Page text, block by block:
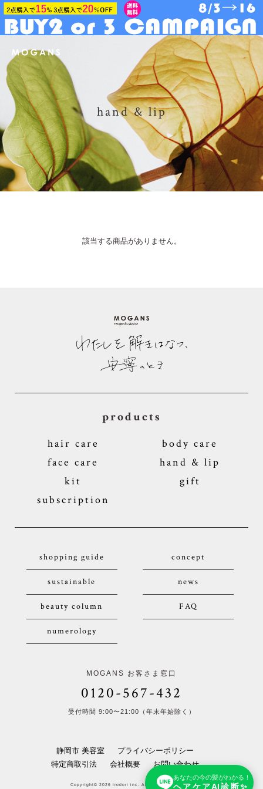
あなたの今の髪がわかる！
ヘアケアAI診断✨
hand & lip
該当する商品がありません。
products
hair care
body care
face care
hand & lip
kit
gift
subscription
shopping guide concept
sustainable news
beauty column FAQ
numerology
MOGANS お客さま窓口
0120-567-432
受付時間 9:00〜21:00（年末年始除く）
静岡市 美容室
プライバシーポリシー
特定商取引法
会社概要 お問い合わせ
Copyright© 2026 irodori inc. All Rights Reserved.